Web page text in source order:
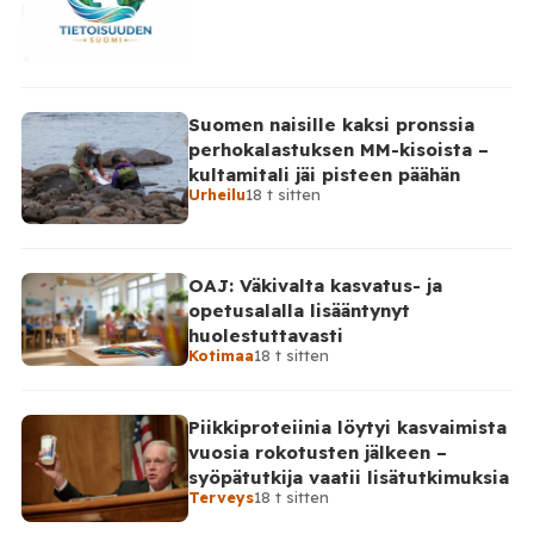
Suomen naisille kaksi pronssia
perhokalastuksen MM-kisoista –
kultamitali jäi pisteen päähän
Urheilu18 t sitten
OAJ: Väkivalta kasvatus- ja
opetusalalla lisääntynyt
huolestuttavasti
Kotimaa18 t sitten
Piikkiproteiinia löytyi kasvaimista
vuosia rokotusten jälkeen –
syöpätutkija vaatii lisätutkimuksia
Terveys18 t sitten